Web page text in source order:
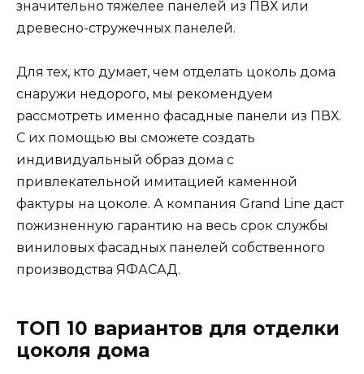
значительно тяжелее панелей из ПВХ или
древесно-стружечных панелей.
Для тех, кто думает, чем отделать цоколь дома
снаружи недорого, мы рекомендуем
рассмотреть именно фасадные панели из ПВХ.
С их помощью вы сможете создать
индивидуальный образ дома с
привлекательной имитацией каменной
фактуры на цоколе. А компания Grand Line даст
пожизненную гарантию на весь срок службы
виниловых фасадных панелей собственного
производства ЯФАСАД.
ТОП 10 вариантов для отделки
цоколя дома